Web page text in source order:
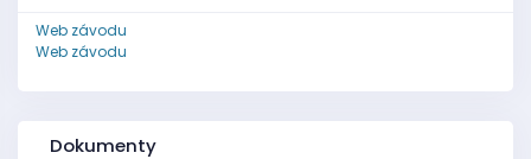
Web závodu
Web závodu
Dokumenty